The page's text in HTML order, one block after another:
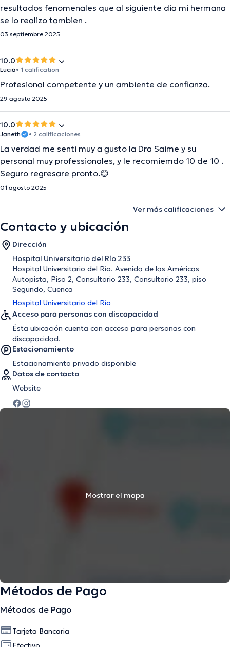
resultados fenomenales que al siguiente dia mi hermana
se lo realizo tambien .
03 septiembre 2025
10.0
Lucia• 1 calification
Profesional competente y un ambiente de confianza.
29 agosto 2025
10.0
Janeth • 2 calificaciones
La verdad me senti muy a gusto la Dra Saime y su
personal muy professionales, y le recomiemdo 10 de 10 .
Seguro regresare pronto.😊
01 agosto 2025
Ver más calificaciones
Contacto y ubicación
Dirección
Hospital Universitario del Río 233
Hospital Universitario del Río. Avenida de las Américas
Autopista, Piso 2, Consultorio 233, Consultorio 233, piso
Segundo, Cuenca
Hospital Universitario del Río
Acceso para personas con discapacidad
Ésta ubicación cuenta con acceso para personas con
discapacidad.
Estacionamiento
Estacionamiento privado disponible
Datos de contacto
Website
Mostrar el mapa
Métodos de Pago
Métodos de Pago
Tarjeta Bancaria